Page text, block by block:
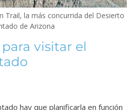
Trail, la más concurrida del Desierto
de Arizona
visitar el
hay que planificarla en función